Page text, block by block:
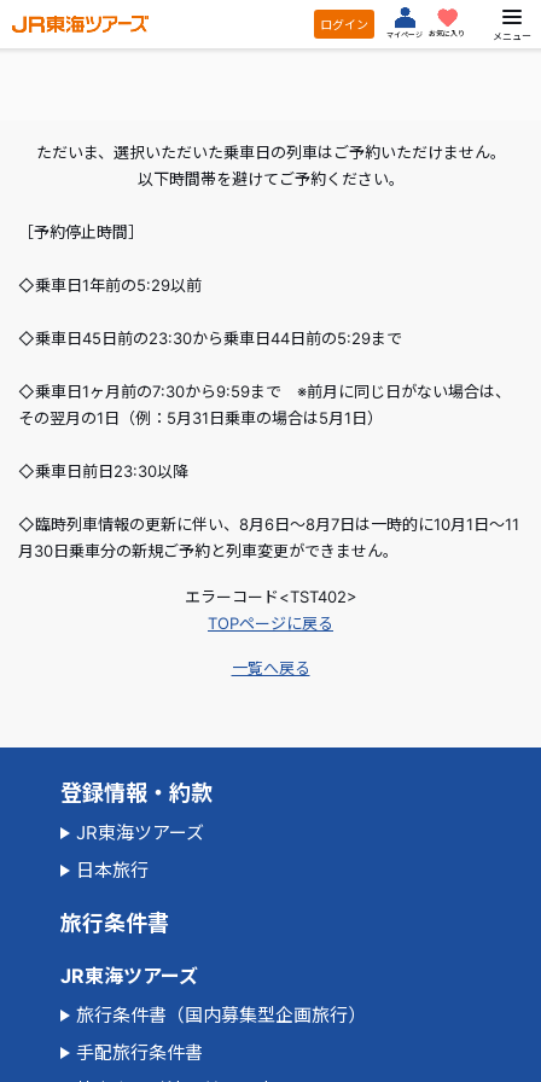
ログイン
マイページ お気に入り メニュー
ただいま、選択いただいた乗車日の列車はご予約いただけません。
以下時間帯を避けてご予約ください。
［予約停止時間］
◇乗車日1年前の5:29以前
◇乗車日45日前の23:30から乗車日44日前の5:29まで
◇乗車日1ヶ月前の7:30から9:59まで ※前月に同じ日がない場合は、
その翌月の1日（例：5月31日乗車の場合は5月1日）
◇乗車日前日23:30以降
◇臨時列車情報の更新に伴い、8月6日～8月7日は一時的に10月1日～11
月30日乗車分の新規ご予約と列車変更ができません。
エラーコード<TST402>
TOPページに戻る
一覧へ戻る
登録情報・約款
JR東海ツアーズ
日本旅行
旅行条件書
JR東海ツアーズ
旅行条件書（国内募集型企画旅行）
手配旅行条件書